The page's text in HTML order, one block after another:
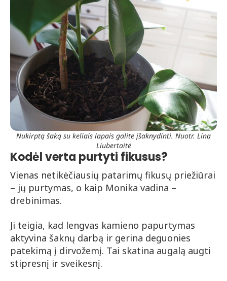
Nukirptą šaką su keliais lapais galite įšaknydinti. Nuotr. Lina
Liubertaitė
Kodėl verta purtyti fikusus?
Vienas netikėčiausių patarimų fikusų priežiūrai
– jų purtymas, o kaip Monika vadina –
drebinimas.
Ji teigia, kad lengvas kamieno papurtymas
aktyvina šaknų darbą ir gerina deguonies
patekimą į dirvožemį. Tai skatina augalą augti
stipresnį ir sveikesnį.